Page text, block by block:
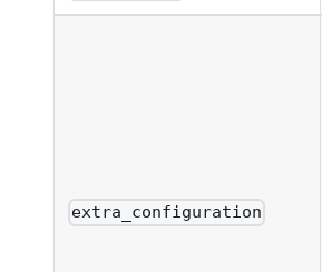
extra_configuration